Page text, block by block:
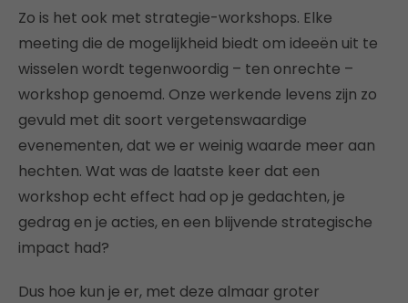
Zo is het ook met strategie-workshops. Elke
meeting die de mogelijkheid biedt om ideeën uit te
wisselen wordt tegenwoordig – ten onrechte –
workshop genoemd. Onze werkende levens zijn zo
gevuld met dit soort vergetenswaardige
evenementen, dat we er weinig waarde meer aan
hechten. Wat was de laatste keer dat een
workshop echt effect had op je gedachten, je
gedrag en je acties, en een blijvende strategische
impact had?
Dus hoe kun je er, met deze almaar groter